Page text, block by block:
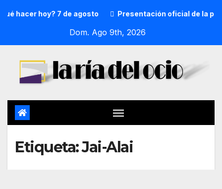
hacer hoy? 7 de agosto Presentación oficial de la
Dom. Ago 9th, 2026
Etiqueta:Jai-Alai